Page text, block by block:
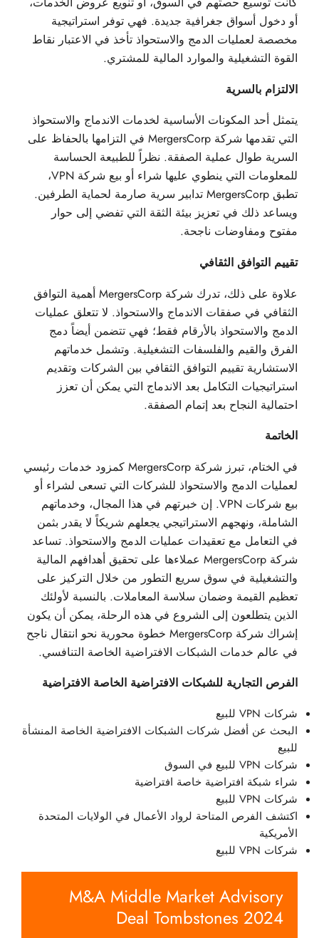
أو دخول أسواق جغرافية جديدة. فهي توفر استراتيجية
مخصصة لعمليات الدمج والاستحواذ تأخذ في الاعتبار نقاط
القوة التشغيلية والموارد المالية للمشتري.
الالتزام بالسرية
يتمثل أحد المكونات الأساسية لخدمات الاندماج والاستحواذ
التي تقدمها شركة MergersCorp في التزامها بالحفاظ على
السرية طوال عملية الصفقة. نظراً للطبيعة الحساسة
للمعلومات التي ينطوي عليها شراء أو بيع شركة VPN،
تطبق MergersCorp تدابير سرية صارمة لحماية الطرفين.
ويساعد ذلك في تعزيز بيئة الثقة التي تفضي إلى حوار
مفتوح ومفاوضات ناجحة.
تقييم التوافق الثقافي
علاوة على ذلك، تدرك شركة MergersCorp أهمية التوافق
الثقافي في صفقات الاندماج والاستحواذ. لا تتعلق عمليات
الدمج والاستحواذ بالأرقام فقط؛ فهي تتضمن أيضاً دمج
الفرق والقيم والفلسفات التشغيلية. وتشمل خدماتهم
الاستشارية تقييم التوافق الثقافي بين الشركات وتقديم
استراتيجيات التكامل بعد الاندماج التي يمكن أن تعزز
احتمالية النجاح بعد إتمام الصفقة.
الخاتمة
في الختام، تبرز شركة MergersCorp كمزود خدمات رئيسي
لعمليات الدمج والاستحواذ للشركات التي تسعى لشراء أو
بيع شركات VPN. إن خبرتهم في هذا المجال، وخدماتهم
الشاملة، ونهجهم الاستراتيجي يجعلهم شريكاً لا يقدر بثمن
في التعامل مع تعقيدات عمليات الدمج والاستحواذ. تساعد
شركة MergersCorp عملاءها على تحقيق أهدافهم المالية
والتشغيلية في سوق سريع التطور من خلال التركيز على
تعظيم القيمة وضمان سلاسة المعاملات. بالنسبة لأولئك
الذين يتطلعون إلى الشروع في هذه الرحلة، يمكن أن يكون
إشراك شركة MergersCorp خطوة محورية نحو انتقال ناجح
في عالم خدمات الشبكات الافتراضية الخاصة التنافسي.
الفرص التجارية للشبكات الافتراضية الخاصة الافتراضية
شركات VPN للبيع
البحث عن أفضل شركات الشبكات الافتراضية الخاصة المنشأة
للبيع
شركات VPN للبيع في السوق
شراء شبكة افتراضية خاصة افتراضية
شركات VPN للبيع
اكتشف الفرص المتاحة لرواد الأعمال في الولايات المتحدة
الأمريكية
شركات VPN للبيع
M&A Middle Market Advisory
Deal Tombstones 2024